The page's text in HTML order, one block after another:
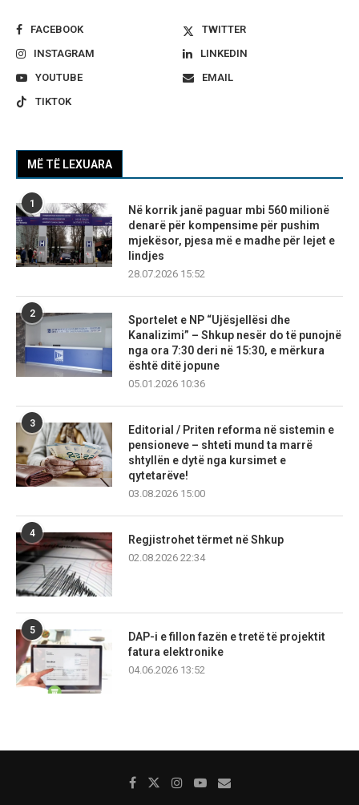
FACEBOOK
TWITTER
INSTAGRAM
LINKEDIN
YOUTUBE
EMAIL
TIKTOK
MË TË LEXUARA
1
Në korrik janë paguar mbi 560 milionë
denarë për kompensime për pushim
mjekësor, pjesa më e madhe për lejet e
lindjes
28.07.2026 15:52
2
Sportelet e NP “Ujësjellësi dhe
Kanalizimi” – Shkup nesër do të punojnë
nga ora 7:30 deri në 15:30, e mërkura
është ditë jopune
05.01.2026 10:36
3
Editorial / Priten reforma në sistemin e
pensioneve – shteti mund ta marrë
shtyllën e dytë nga kursimet e
qytetarëve!
03.08.2026 15:00
4
Regjistrohet tërmet në Shkup
02.08.2026 22:34
5
DAP-i e fillon fazën e tretë të projektit
fatura elektronike
04.06.2026 13:52